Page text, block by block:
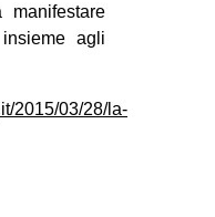
manifestare
agli
2015/03/28/la-